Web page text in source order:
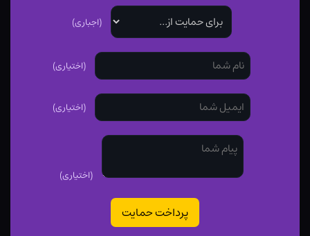
(اجباری)
(اختیاری)
(اختیاری)
(اختیاری)
پرداخت حمایت